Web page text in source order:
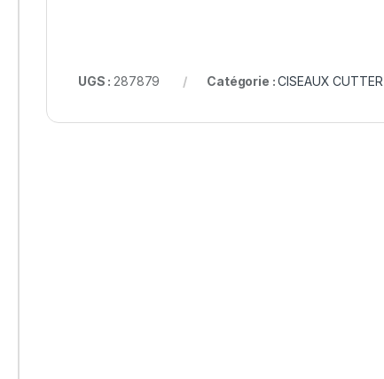
UGS :287879 Catégorie :CISEAUX CUTTER